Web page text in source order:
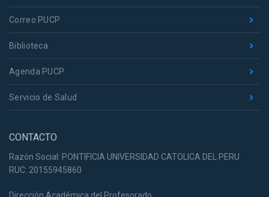
Correo PUCP
Biblioteca
Agenda PUCP
Servicio de Salud
CONTACTO
Razón Social: PONTIFICIA UNIVERSIDAD CATOLICA DEL PERU
RUC: 20155945860